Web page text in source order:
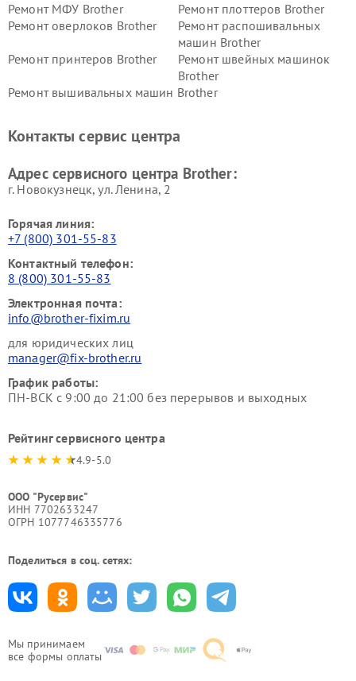
Мы принимаем
все формы оплаты
Ремонт МФУ Brother
Ремонт плоттеров Brother
Ремонт оверлоков Brother
Ремонт распошивальных
машин Brother
Ремонт принтеров Brother
Ремонт швейных машинок
Brother
Ремонт вышивальных машин Brother
Контакты сервис центра
Адрес сервисного центра Brother:
г. Новокузнецк, ул. Ленина, 2
Горячая линия:
+7 (800) 301-55-83
Контактный телефон:
8 (800) 301-55-83
Электронная почта:
info@brother-fixim.ru
для юридических лиц
manager@fix-brother.ru
График работы:
ПН-ВСК с 9:00 до 21:00 без перерывов и выходных
Рейтинг сервисного центра
4.9-5.0
ООО "Русервис"
ИНН 7702633247
ОГРН 1077746335776
Поделиться в соц. сетях: